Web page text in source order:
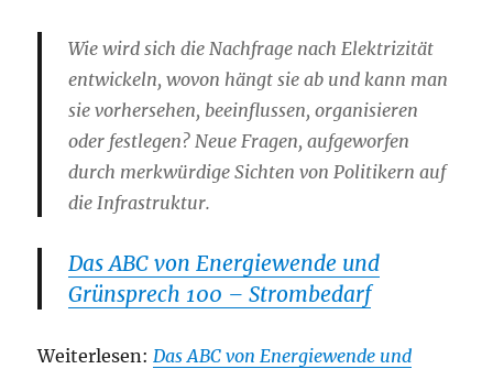
Wie wird sich die Nachfrage nach Elektrizität
entwickeln, wovon hängt sie ab und kann man
sie vorhersehen, beeinflussen, organisieren
oder festlegen? Neue Fragen, aufgeworfen
durch merkwürdige Sichten von Politikern auf
die Infrastruktur.
Das ABC von Energiewende und
Grünsprech 100 – Strombedarf
Weiterlesen: Das ABC von Energiewende und